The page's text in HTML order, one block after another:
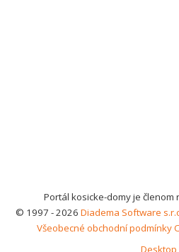
Portál kosicke-domy je členom
© 1997 - 2026 Diadema Software
Všeobecné obchodní podmínky
Desktop